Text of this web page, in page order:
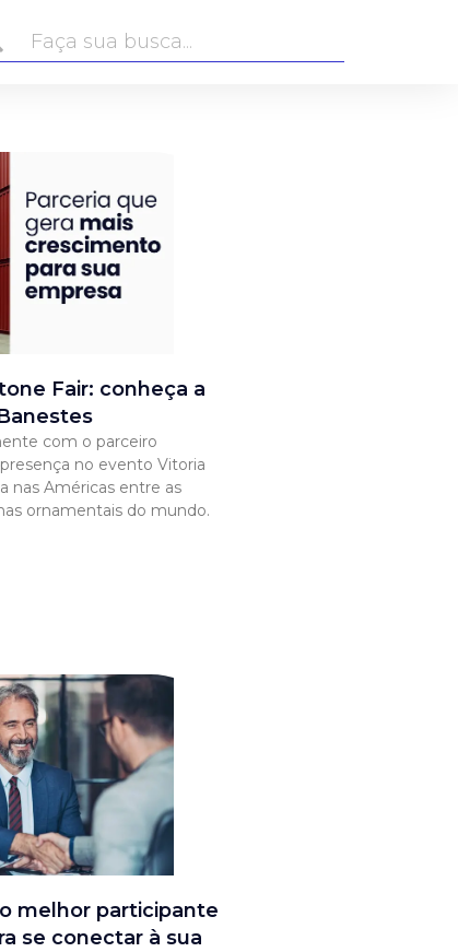
Fair: conheça a
com o parceiro
no evento Vitoria
nas Américas entre as
ornamentais do mundo.
melhor participante
se conectar à sua